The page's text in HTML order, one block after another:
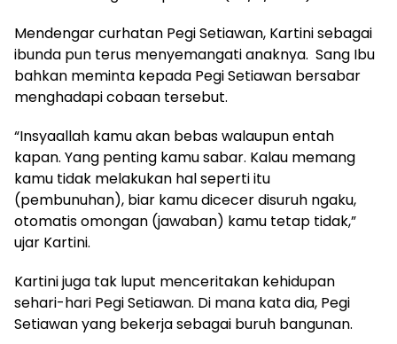
Mendengar curhatan Pegi Setiawan, Kartini sebagai
ibunda pun terus menyemangati anaknya. Sang Ibu
bahkan meminta kepada Pegi Setiawan bersabar
menghadapi cobaan tersebut.
“Insyaallah kamu akan bebas walaupun entah
kapan. Yang penting kamu sabar. Kalau memang
kamu tidak melakukan hal seperti itu
(pembunuhan), biar kamu dicecer disuruh ngaku,
otomatis omongan (jawaban) kamu tetap tidak,”
ujar Kartini.
Kartini juga tak luput menceritakan kehidupan
sehari-hari Pegi Setiawan. Di mana kata dia, Pegi
Setiawan yang bekerja sebagai buruh bangunan.